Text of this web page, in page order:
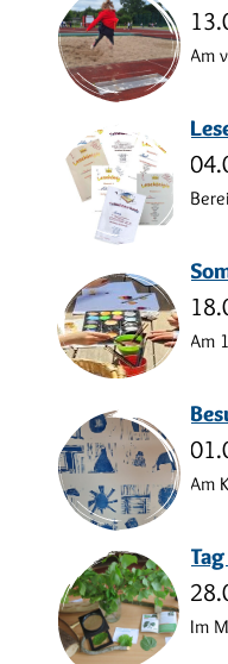
Am
Am
Am
Im